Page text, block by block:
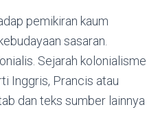
pemikiran kaum
sasaran.
Sejarah kolonialisme
Inggris, Prancis atau
dan teks sumber lainnya